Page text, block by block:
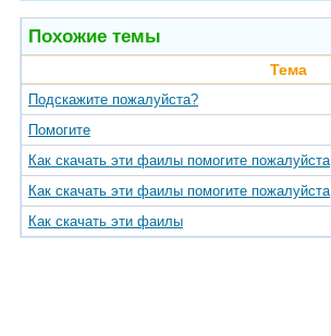
Похожие темы
Тема
Подскажите пожалуйста?
Помогите
Как скачать эти фаилы помогите пожалуйста
Как скачать эти фаилы помогите пожалуйста
Как скачать эти фаилы